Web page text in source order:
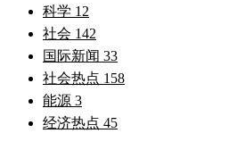
科学 12
社会 142
国际新闻 33
社会热点 158
能源 3
经济热点 45